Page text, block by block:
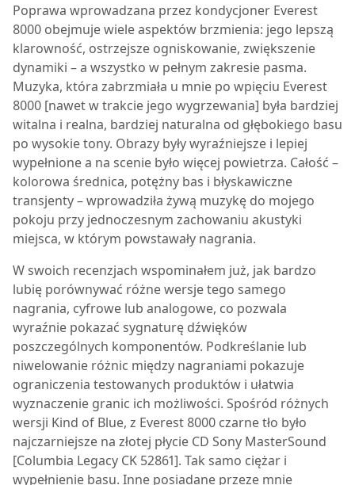
Poprawa wprowadzana przez kondycjoner Everest
8000 obejmuje wiele aspektów brzmienia: jego lepszą
klarowność, ostrzejsze ogniskowanie, zwiększenie
dynamiki – a wszystko w pełnym zakresie pasma.
Muzyka, która zabrzmiała u mnie po wpięciu Everest
8000 [nawet w trakcie jego wygrzewania] była bardziej
witalna i realna, bardziej naturalna od głębokiego basu
po wysokie tony. Obrazy były wyraźniejsze i lepiej
wypełnione a na scenie było więcej powietrza. Całość –
kolorowa średnica, potężny bas i błyskawiczne
transjenty – wprowadziła żywą muzykę do mojego
pokoju przy jednoczesnym zachowaniu akustyki
miejsca, w którym powstawały nagrania.
W swoich recenzjach wspominałem już, jak bardzo
lubię porównywać różne wersje tego samego
nagrania, cyfrowe lub analogowe, co pozwala
wyraźnie pokazać sygnaturę dźwięków
poszczególnych komponentów. Podkreślanie lub
niwelowanie różnic między nagraniami pokazuje
ograniczenia testowanych produktów i ułatwia
wyznaczenie granic ich możliwości. Spośród różnych
wersji Kind of Blue, z Everest 8000 czarne tło było
najczarniejsze na złotej płycie CD Sony MasterSound
[Columbia Legacy CK 52861]. Tak samo ciężar i
wypełnienie basu. Inne posiadane przeze mnie